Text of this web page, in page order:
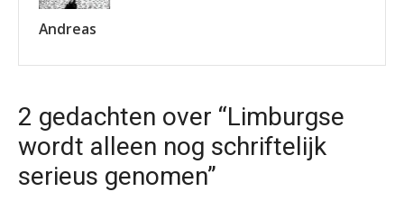
Andreas
2 gedachten over “Limburgse
wordt alleen nog schriftelijk
serieus genomen”